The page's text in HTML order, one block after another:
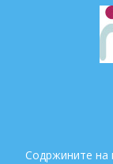
Содржините на